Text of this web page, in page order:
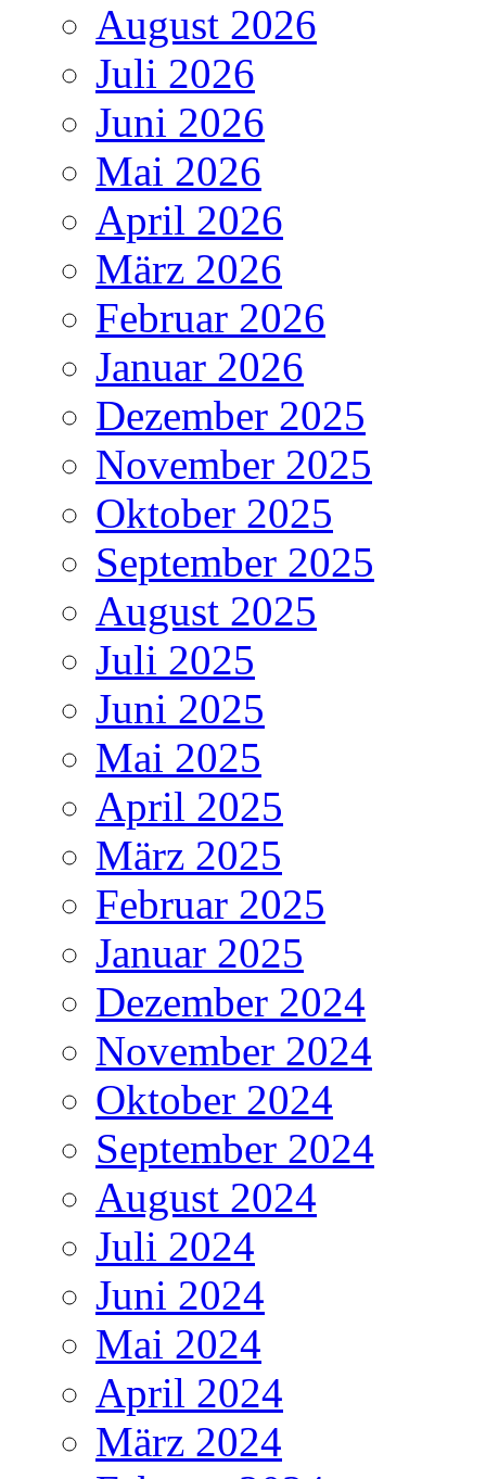
August 2026
Juli 2026
Juni 2026
Mai 2026
April 2026
März 2026
Februar 2026
Januar 2026
Dezember 2025
November 2025
Oktober 2025
September 2025
August 2025
Juli 2025
Juni 2025
Mai 2025
April 2025
März 2025
Februar 2025
Januar 2025
Dezember 2024
November 2024
Oktober 2024
September 2024
August 2024
Juli 2024
Juni 2024
Mai 2024
April 2024
März 2024